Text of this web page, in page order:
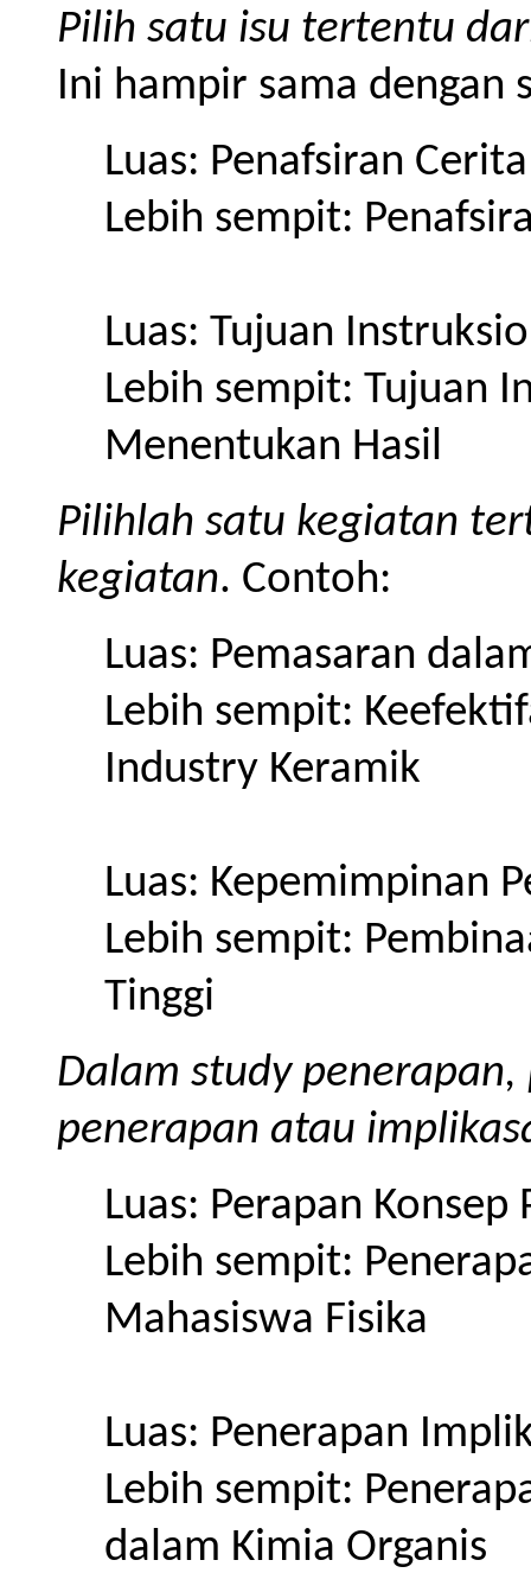
Pilih satu isu tertentu
Ini hampir sama dengan
Luas: Penafsiran
Lebih sempit:
Luas: Tujuan
Lebih sempit: Tujuan
Menentukan Hasil
Pilihlah satu kegiatan
kegiatan. Contoh:
Luas: Pemasaran
Lebih sempit:
Industry Keramik
Luas: Kepemimpinan
Lebih sempit:
Tinggi
Dalam study
penerapan atau
Luas: Perapan Konsep
Lebih sempit:
Mahasiswa Fisika
Luas: Penerapan
Lebih sempit:
dalam Kimia Organis